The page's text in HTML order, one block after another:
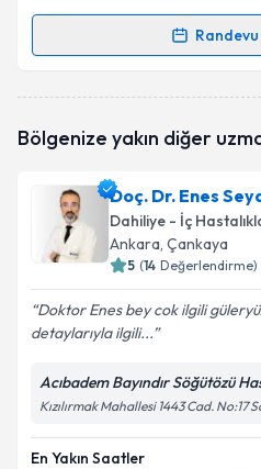
Randevu Takvimi
talebi oluşturun. Size bu
bilgilendireceğiz.
E-posta Adresiniz
Kişisel verilerimin
kapsamda işlenmesini
Bölgenize yakın diğer
Doç. Dr. Enes
Dahiliye - İç
Ankara, Çankaya
5 (14 Değerlendirme)
Doktor Enes bey cok ilgili
detaylarıyla ilgili...
Acıbadem Bayındır Söğütözü
Kızılırmak Mahallesi 1443 Cad. No:17
En Yakın Saatler